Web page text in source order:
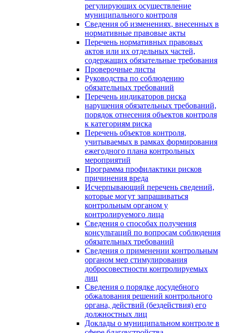
регулирующих осуществление
муниципального контроля
Сведения об изменениях, внесенных в
нормативные правовые акты
Перечень нормативных правовых
актов или их отдельных частей,
содержащих обязательные требования
Проверочные листы
Руководства по соблюдению
обязательных требований
Перечень индикаторов риска
нарушения обязательных требований,
порядок отнесения объектов контроля
к категориям риска
Перечень объектов контроля,
учитываемых в рамках формирования
ежегодного плана контрольных
мероприятий
Программа профилактики рисков
причинения вреда
Исчерпывающий перечень сведений,
которые могут запрашиваться
контрольным органом у
контролируемого лица
Сведения о способах получения
консультаций по вопросам соблюдения
обязательных требований
Сведения о применении контрольным
органом мер стимулирования
добросовестности контролируемых
лиц
Сведения о порядке досудебного
обжалования решений контрольного
органа, действий (бездействия) его
должностных лиц
Доклады о муниципальном контроле в